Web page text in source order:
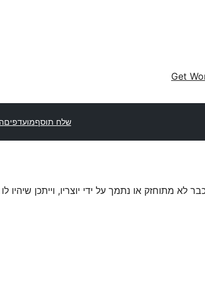
Get
שלח תוסףמועדפים
לא מתוחזק או נתמך על ידי יוצריו, וייתכן